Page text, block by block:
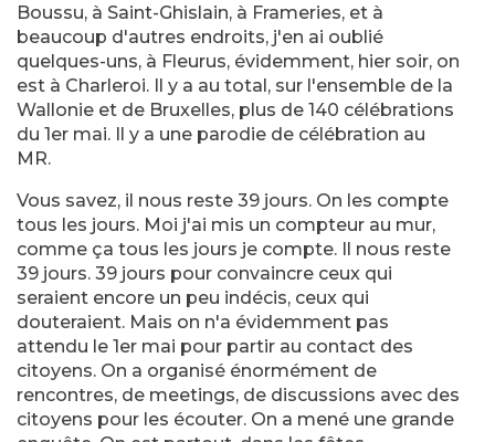
Boussu, à Saint-Ghislain, à Frameries, et à
beaucoup d'autres endroits, j'en ai oublié
quelques-uns, à Fleurus, évidemment, hier soir, on
est à Charleroi. Il y a au total, sur l'ensemble de la
Wallonie et de Bruxelles, plus de 140 célébrations
du 1er mai. Il y a une parodie de célébration au
MR.
Vous savez, il nous reste 39 jours. On les compte
tous les jours. Moi j'ai mis un compteur au mur,
comme ça tous les jours je compte. Il nous reste
39 jours. 39 jours pour convaincre ceux qui
seraient encore un peu indécis, ceux qui
douteraient. Mais on n'a évidemment pas
attendu le 1er mai pour partir au contact des
citoyens. On a organisé énormément de
rencontres, de meetings, de discussions avec des
citoyens pour les écouter. On a mené une grande